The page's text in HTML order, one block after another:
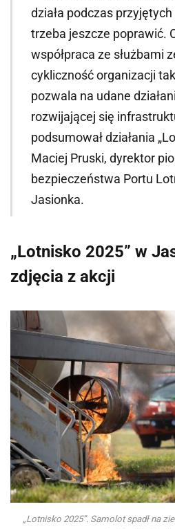
działa podczas
trzeba jeszcze poprawić.
współpraca ze służbami
cykliczność organizacji
pozwala na udane
rozwijającej się
podsumował działania
Maciej Pruski, dyrektor
bezpieczeństwa Portu
Jasionka.
„Lotnisko 2025” w
zdjęcia z akcji
„Lotnisko 2025”. Samolot spadł na